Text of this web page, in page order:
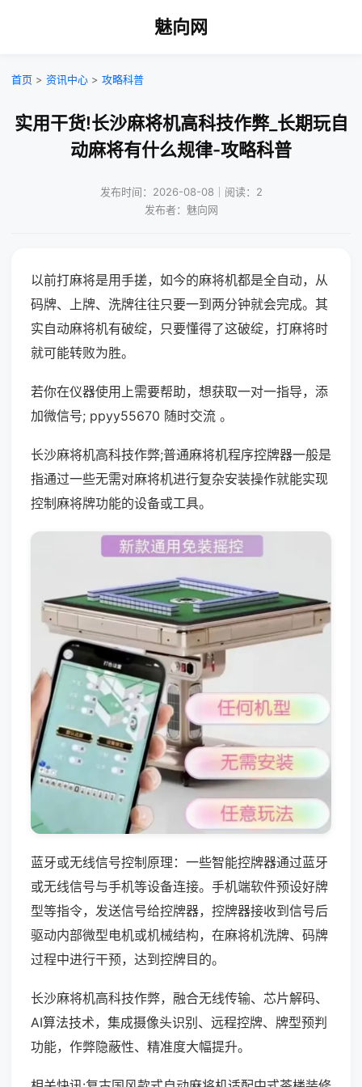
魅向网
首页 > 资讯中心 > 攻略科普
实用干货!长沙麻将机高科技作弊_长期玩自
动麻将有什么规律-攻略科普
发布时间：2026-08-08｜阅读：2
发布者：魅向网
以前打麻将是用手搓，如今的麻将机都是全自动，从
码牌、上牌、洗牌往往只要一到两分钟就会完成。其
实自动麻将机有破绽，只要懂得了这破绽，打麻将时
就可能转败为胜。
若你在仪器使用上需要帮助，想获取一对一指导，添
加微信号; ppyy55670 随时交流 。
长沙麻将机高科技作弊;普通麻将机程序控牌器一般是
指通过一些无需对麻将机进行复杂安装操作就能实现
控制麻将牌功能的设备或工具。
蓝牙或无线信号控制原理：一些智能控牌器通过蓝牙
或无线信号与手机等设备连接。手机端软件预设好牌
型等指令，发送信号给控牌器，控牌器接收到信号后
驱动内部微型电机或机械结构，在麻将机洗牌、码牌
过程中进行干预，达到控牌目的。
长沙麻将机高科技作弊，融合无线传输、芯片解码、
AI算法技术，集成摄像头识别、远程控牌、牌型预判
功能，作弊隐蔽性、精准度大幅提升。